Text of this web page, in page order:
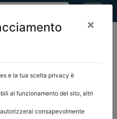
×
e la tua scelta privacy è
al funzionamento del sito, altri
autorizzerai consapevolmente